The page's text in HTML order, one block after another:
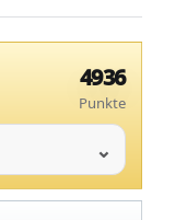
4936
Punkte